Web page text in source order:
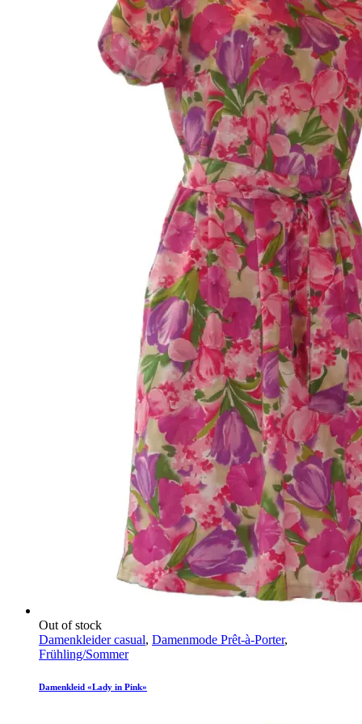
Out of stock
Damenkleider casual, Damenmode Prêt-à-Porter,
Frühling/Sommer
Damenkleid «Lady in Pink»